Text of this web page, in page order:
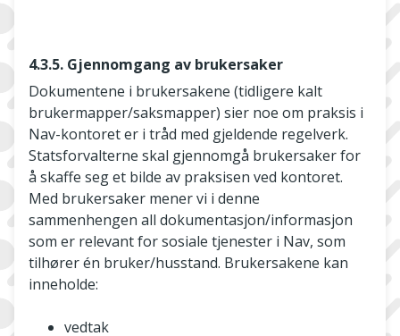
4.3.5. Gjennomgang av brukersaker
Dokumentene i brukersakene (tidligere kalt
brukermapper/saksmapper) sier noe om praksis i
Nav-kontoret er i tråd med gjeldende regelverk.
Statsforvalterne skal gjennomgå brukersaker for
å skaffe seg et bilde av praksisen ved kontoret.
Med brukersaker mener vi i denne
sammenhengen all dokumentasjon/informasjon
som er relevant for sosiale tjenester i Nav, som
tilhører én bruker/husstand. Brukersakene kan
inneholde:
vedtak